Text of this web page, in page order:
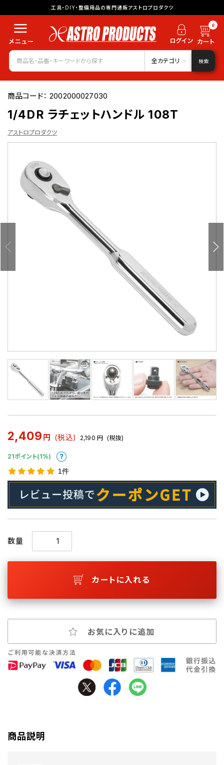
工具・DIY・整備用品の専門通販アストロプロダクツ
0
全カテゴリ 検索
商品コード：2002000027030
1/4DR ラチェットハンドル 108T
アストロプロダクツ
2,409 円 (税込) 2,190 円 (税抜)
21ポイント(1%)
1件
数量
カートに入れる
お気に入りに追加
商品説明